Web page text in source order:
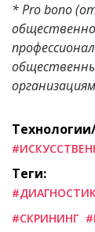
* Pro bono
Теги:
#СКРИНИНГ